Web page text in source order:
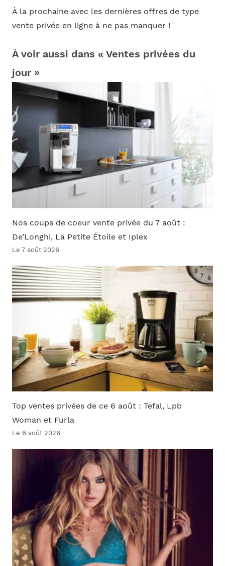
À la prochaine avec les dernières offres de type
vente privée en ligne à ne pas manquer !
À voir aussi dans « Ventes privées du
jour »
Nos coups de coeur vente privée du 7 août :
De’Longhi, La Petite Étoile et Iplex
Le 7 août 2026
Top ventes privées de ce 6 août : Tefal, Lpb
Woman et Furla
Le 6 août 2026